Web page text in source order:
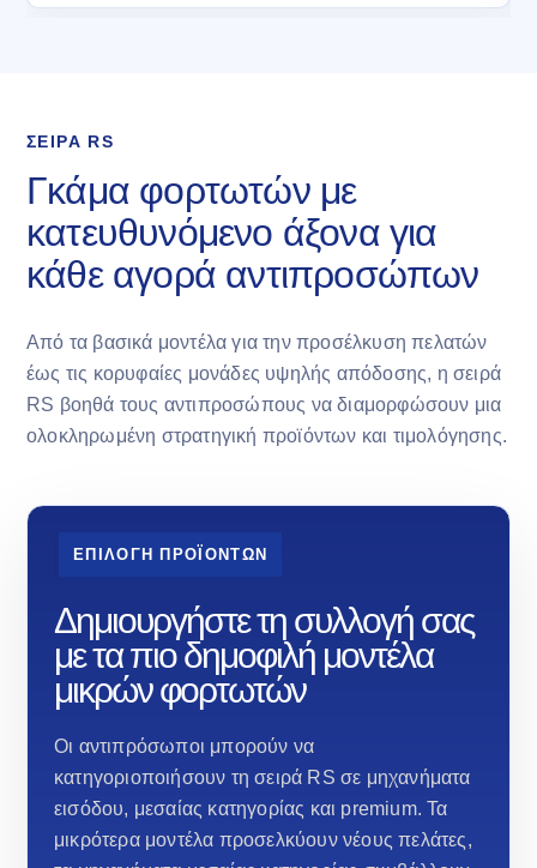
ΣΕΙΡΑ RS
Γκάμα φορτωτών με
κατευθυνόμενο άξονα για
κάθε αγορά αντιπροσώπων
Από τα βασικά μοντέλα για την προσέλκυση πελατών
έως τις κορυφαίες μονάδες υψηλής απόδοσης, η σειρά
RS βοηθά τους αντιπροσώπους να διαμορφώσουν μια
ολοκληρωμένη στρατηγική προϊόντων και τιμολόγησης.
ΕΠΙΛΟΓΗ ΠΡΟΪΟΝΤΩΝ
Δημιουργήστε τη συλλογή σας
με τα πιο δημοφιλή μοντέλα
μικρών φορτωτών
Οι αντιπρόσωποι μπορούν να
κατηγοριοποιήσουν τη σειρά RS σε μηχανήματα
εισόδου, μεσαίας κατηγορίας και premium. Τα
μικρότερα μοντέλα προσελκύουν νέους πελάτες,